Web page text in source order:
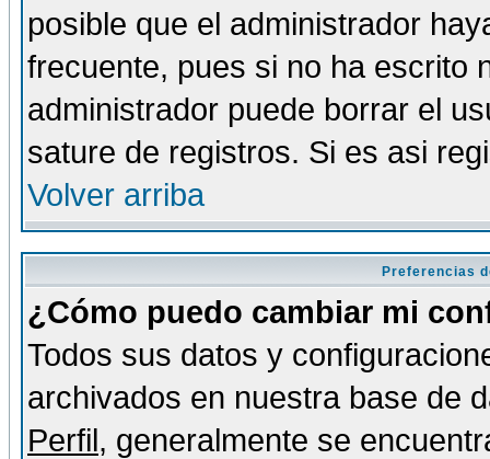
posible que el administrador
frecuente, pues si no ha escrito
administrador puede borrar el
sature de registros. Si es asi
Volver arriba
Preferencias
¿Cómo puedo cambiar mi
Todos sus datos y
archivados en nuestra base de
Perfil, generalmente se